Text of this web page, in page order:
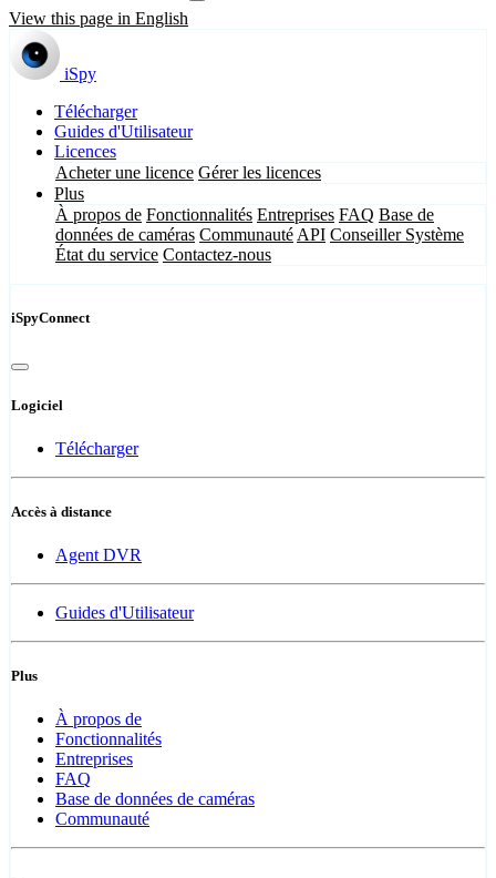
View this page in English
iSpy
Télécharger
Guides d'Utilisateur
Licences
Acheter une licence Gérer les licences
Plus
À propos de Fonctionnalités Entreprises FAQ Base de
données de caméras Communauté API Conseiller Système
État du service Contactez-nous
iSpyConnect
Logiciel
Télécharger
Accès à distance
Agent DVR
Guides d'Utilisateur
Plus
À propos de
Fonctionnalités
Entreprises
FAQ
Base de données de caméras
Communauté